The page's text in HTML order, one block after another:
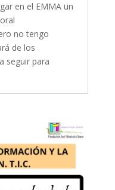
en el EMMA un
no tengo
de los
seguir para